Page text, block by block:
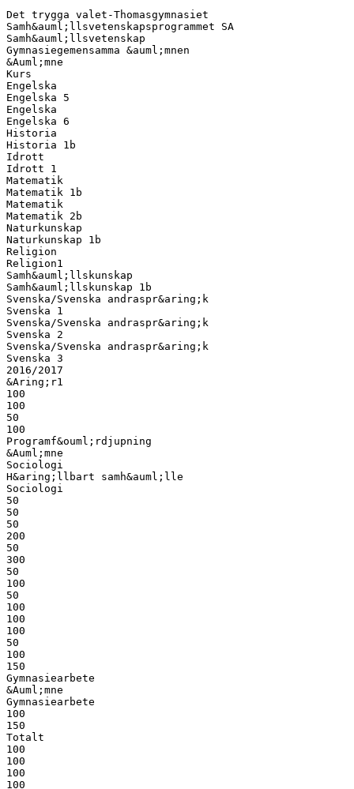
Det trygga valet-Thomasgymnasiet
Samh&auml;llsvetenskapsprogrammet SA
Samh&auml;llsvetenskap
Gymnasiegemensamma &auml;mnen
&Auml;mne
Kurs
Engelska
Engelska 5
Engelska
Engelska 6
Historia
Historia 1b
Idrott
Idrott 1
Matematik
Matematik 1b
Matematik
Matematik 2b
Naturkunskap
Naturkunskap 1b
Religion
Religion1
Samh&auml;llskunskap
Samh&auml;llskunskap 1b
Svenska/Svenska andraspr&aring;k
Svenska 1
Svenska/Svenska andraspr&aring;k
Svenska 2
Svenska/Svenska andraspr&aring;k
Svenska 3
2016/2017
&Aring;r1
100
100
50
100
Programf&ouml;rdjupning
&Auml;mne
Sociologi
H&aring;llbart samh&auml;lle
Sociologi
50
50
50
200
50
300
50
100
50
100
100
100
50
100
150
Gymnasiearbete
&Auml;mne
Gymnasiearbete
100
150
Totalt
100
100
100
100